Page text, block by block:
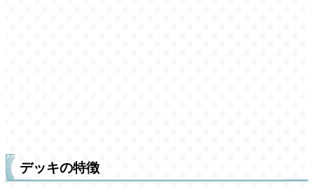
デッキの特徴